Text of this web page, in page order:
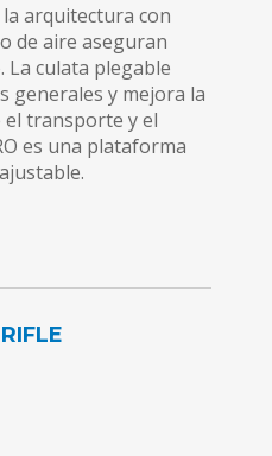
la arquitectura con
de aire aseguran
La culata plegable
generales y mejora la
transporte y el
es una plataforma